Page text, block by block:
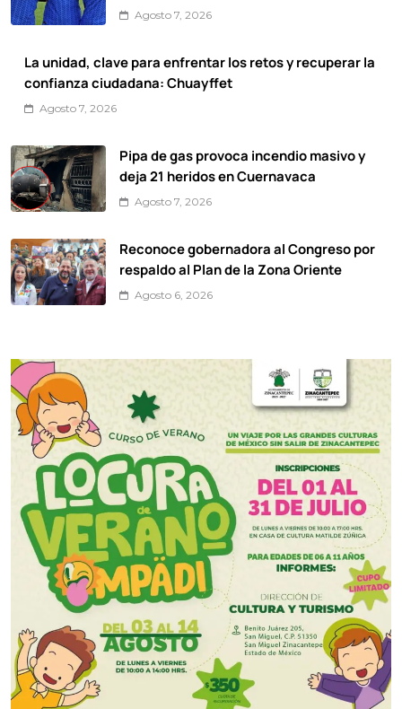
Agosto 7, 2026
La unidad, clave para enfrentar los retos y recuperar la
confianza ciudadana: Chuayffet
Agosto 7, 2026
Pipa de gas provoca incendio masivo y
deja 21 heridos en Cuernavaca
Agosto 7, 2026
Reconoce gobernadora al Congreso por
respaldo al Plan de la Zona Oriente
Agosto 6, 2026